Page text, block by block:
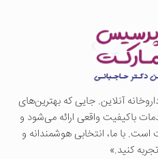
آنلاین. جایی که بهترین‌های
باکیفیت واقعی ارائه می‌شود و
با ما، انتخابی هوشمندانه و
کنید.»